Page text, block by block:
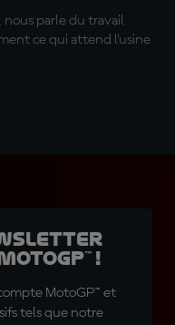
nous parle du travail
ce qui attend l'usine
!
MotoGP™ et
tels que notre